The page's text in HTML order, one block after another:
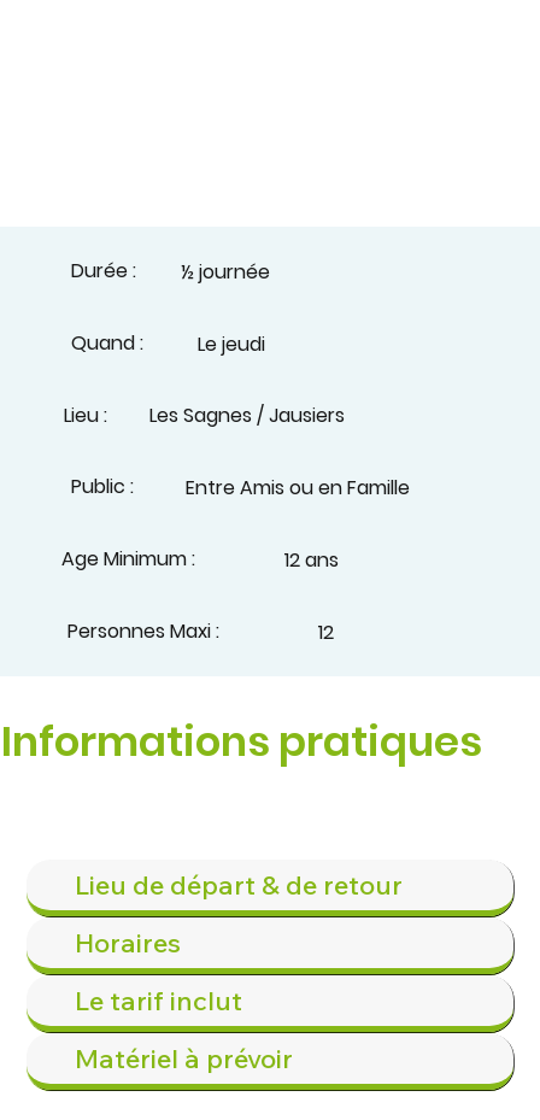
Durée : ½ journée
Quand : Le jeudi
Lieu : Les Sagnes / Jausiers
Public : Entre Amis ou en Famille
Age Minimum : 12 ans
Personnes Maxi : 12
Informations pratiques
Lieu de départ & de retour
Horaires
Le tarif inclut
Matériel à prévoir